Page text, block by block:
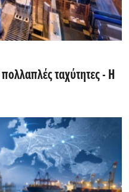
ταχύτητες - Η